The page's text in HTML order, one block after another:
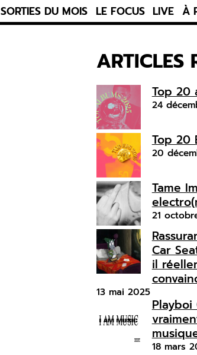
SORTIES DU MOIS LE FOCUS LIVE À
ARTICLES
Top 20
24
Top 20
20
Tame
21
Car
il
13 mai 2025
18 mars